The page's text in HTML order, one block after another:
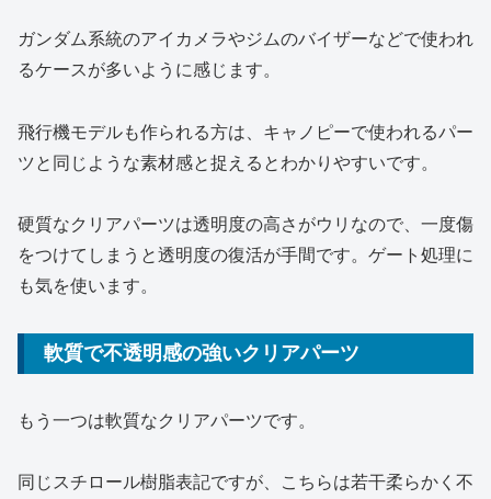
ガンダム系統のアイカメラやジムのバイザーなどで使われ
るケースが多いように感じます。
飛行機モデルも作られる方は、キャノピーで使われるパー
ツと同じような素材感と捉えるとわかりやすいです。
硬質なクリアパーツは透明度の高さがウリなので、一度傷
をつけてしまうと透明度の復活が手間です。ゲート処理に
も気を使います。
軟質で不透明感の強いクリアパーツ
もう一つは軟質なクリアパーツです。
同じスチロール樹脂表記ですが、こちらは若干柔らかく不